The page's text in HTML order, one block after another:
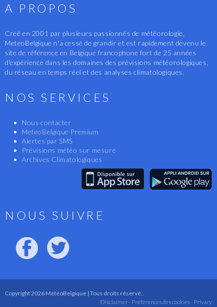
A PROPOS
Créé en 2001 par plusieurs passionnés de météorologie,
MeteoBelgique n'a cessé de grandir et est rapidement devenu le
site de référence en Belgique francophone fort de 25 années
d'expérience dans les domaines des prévisions météorologiques,
du réseau en temps réel et des analyses climatologiques.
NOS SERVICES
Nous contacter
MeteoBelgique Premium
Alertes par SMS
Prévisions météo sur mesure
Archives Climatologiques
NOUS SUIVRE
Copyright 2026 MétéoBelgique | Tous droits réservé..
Privacy
Préférences des cookies -
Disclaimer -